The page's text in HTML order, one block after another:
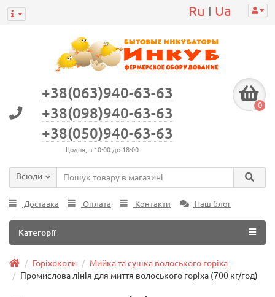
Ru | Ua
+38(063)940-63-63
+38(098)940-63-63
+38(050)940-63-63
Щодня, з 10:00 до 18:00
0
Всюди
Доставка Оплата Контакти Наш блог
Категорії
Горіхоколи
Мийка та сушка волоського горіха
Промислова лінія для миття волоського горіха (700 кг/год)